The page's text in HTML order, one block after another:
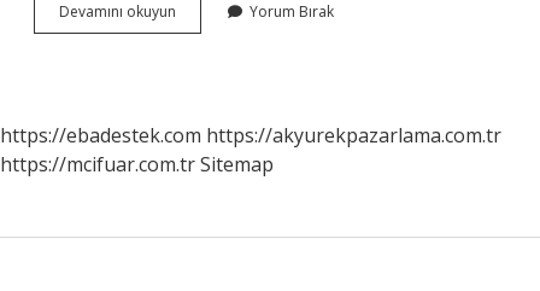
Devamını okuyun
Destan
Yorum Bırak
https://ebadestek.com https://akyurekpazarlama.com.tr
https://mcifuar.com.trSitemap